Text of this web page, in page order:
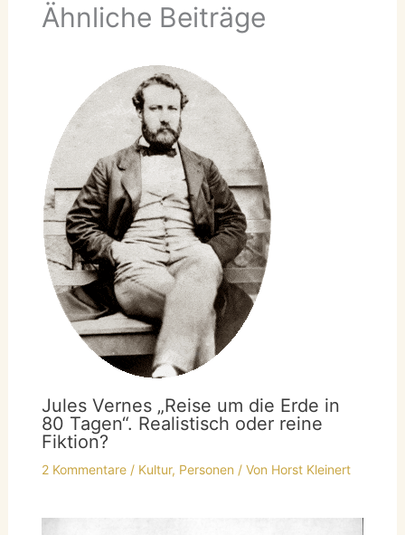
Ähnliche Beiträge
Jules Vernes „Reise um die Erde in
80 Tagen“. Realistisch oder reine
Fiktion?
2 Kommentare / Kultur, Personen / Von Horst Kleinert